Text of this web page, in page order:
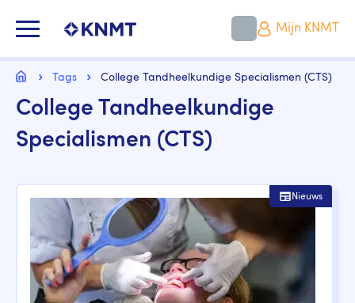
naar
gaan
Mijn KNMT
Kruimelpad
HomeTags College Tandheelkundige Specialismen (CTS)
College Tandheelkundige
Specialismen (CTS)
Nieuws